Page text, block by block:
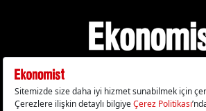
Gizlilik Politikası Çerez Politikası